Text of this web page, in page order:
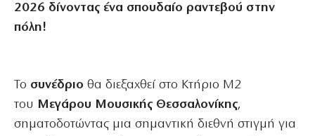
2026 δίνοντας ένα σπουδαίο ραντεβού στην
πόλη!
Το συνέδριο θα διεξαχθεί στο Κτήριο Μ2
του Μεγάρου Μουσικής Θεσσαλονίκης,
σηματοδοτώντας μια σημαντική διεθνή στιγμή για